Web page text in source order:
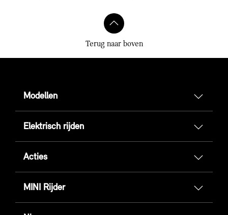
Terug naar boven
Modellen
Elektrisch rijden
Acties
MINI Rijder